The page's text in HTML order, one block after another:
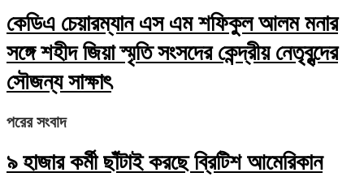
কেডিএ চেয়ারম্যান এস এম শফিকুল আলম মনার
সঙ্গে শহীদ জিয়া স্মৃতি সংসদের কেন্দ্রীয় নেতৃবৃন্দের
সৌজন্য সাক্ষাৎ
পরের সংবাদ
৯ হাজার কর্মী ছাঁটাই করছে ব্রিটিশ আমেরিকান